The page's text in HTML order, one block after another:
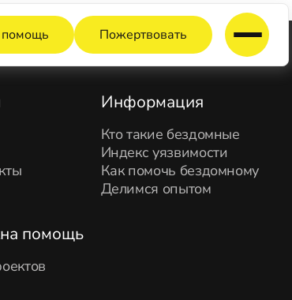
помощь Пожертвовать
Информация
Кто такие бездомные
Индекс уязвимости
Как помочь бездомному
Делимся опытом
помощь